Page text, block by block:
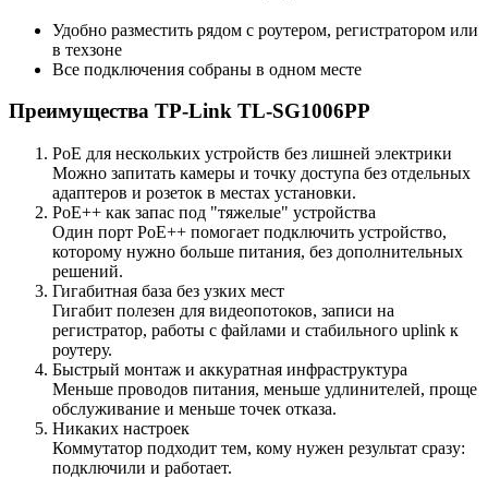
Удобно разместить рядом с роутером, регистратором или
в техзоне
Все подключения собраны в одном месте
Преимущества TP-Link TL-SG1006PP
PoE для нескольких устройств без лишней электрики
Можно запитать камеры и точку доступа без отдельных
адаптеров и розеток в местах установки.
PoE++ как запас под "тяжелые" устройства
Один порт PoE++ помогает подключить устройство,
которому нужно больше питания, без дополнительных
решений.
Гигабитная база без узких мест
Гигабит полезен для видеопотоков, записи на
регистратор, работы с файлами и стабильного uplink к
роутеру.
Быстрый монтаж и аккуратная инфраструктура
Меньше проводов питания, меньше удлинителей, проще
обслуживание и меньше точек отказа.
Никаких настроек
Коммутатор подходит тем, кому нужен результат сразу:
подключили и работает.